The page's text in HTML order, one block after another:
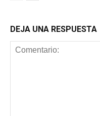
DEJA UNA RESPUESTA